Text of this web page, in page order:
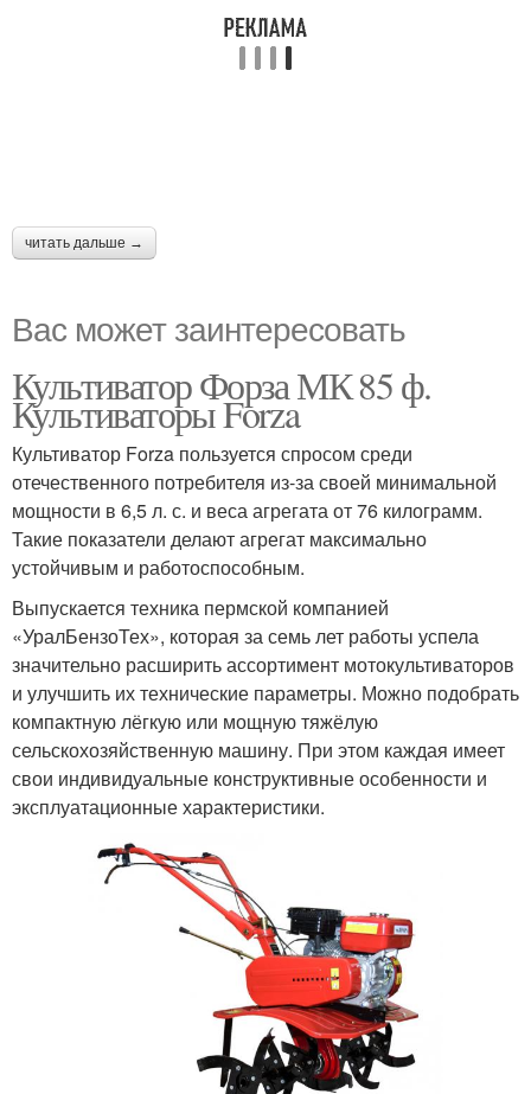
читать дальше →
Вас может заинтересовать
Культиватор Форза МК 85 ф.
Культиваторы Forza
Культиватор Forza пользуется спросом среди
отечественного потребителя из-за своей минимальной
мощности в 6,5 л. с. и веса агрегата от 76 килограмм.
Такие показатели делают агрегат максимально
устойчивым и работоспособным.
Выпускается техника пермской компанией
«УралБензоТех», которая за семь лет работы успела
значительно расширить ассортимент мотокультиваторов
и улучшить их технические параметры. Можно подобрать
компактную лёгкую или мощную тяжёлую
сельскохозяйственную машину. При этом каждая имеет
свои индивидуальные конструктивные особенности и
эксплуатационные характеристики.